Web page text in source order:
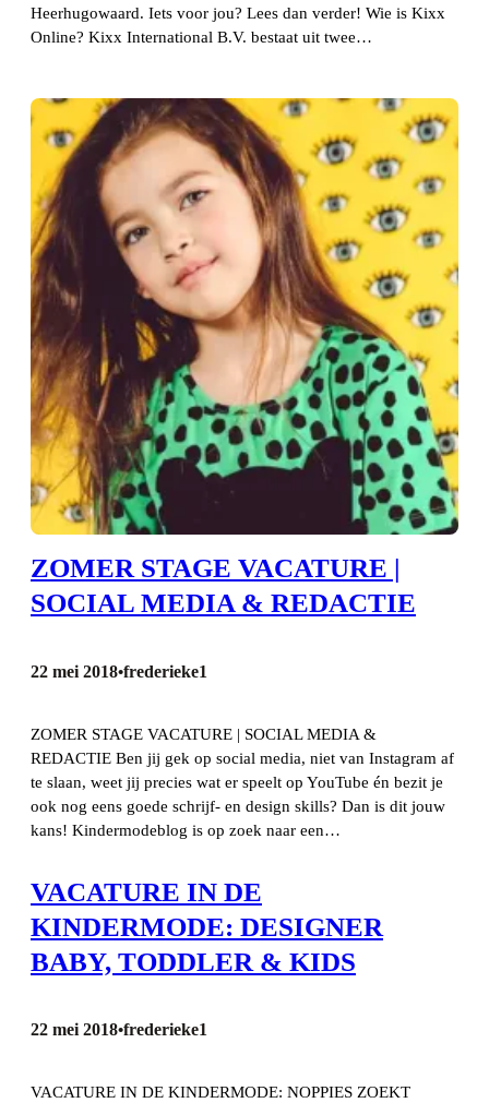
Heerhugowaard. Iets voor jou? Lees dan verder! Wie is Kixx
Online? Kixx International B.V. bestaat uit twee…
ZOMER STAGE VACATURE |
SOCIAL MEDIA & REDACTIE
22 mei 2018•frederieke1
ZOMER STAGE VACATURE | SOCIAL MEDIA &
REDACTIE Ben jij gek op social media, niet van Instagram af
te slaan, weet jij precies wat er speelt op YouTube én bezit je
ook nog eens goede schrijf- en design skills? Dan is dit jouw
kans! Kindermodeblog is op zoek naar een…
VACATURE IN DE
KINDERMODE: DESIGNER
BABY, TODDLER & KIDS
22 mei 2018•frederieke1
VACATURE IN DE KINDERMODE: NOPPIES ZOEKT